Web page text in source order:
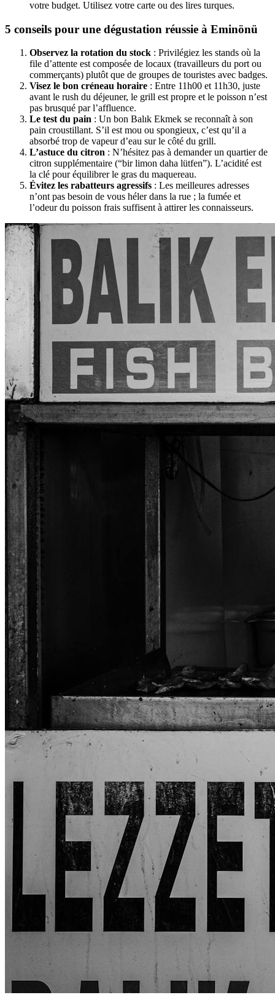
votre budget. Utilisez votre carte ou des lires turques.
5 conseils pour une dégustation réussie à Eminönü
Observez la rotation du stock : Privilégiez les stands où la
file d’attente est composée de locaux (travailleurs du port ou
commerçants) plutôt que de groupes de touristes avec badges.
Visez le bon créneau horaire : Entre 11h00 et 11h30, juste
avant le rush du déjeuner, le grill est propre et le poisson n’est
pas brusqué par l’affluence.
Le test du pain : Un bon Balık Ekmek se reconnaît à son
pain croustillant. S’il est mou ou spongieux, c’est qu’il a
absorbé trop de vapeur d’eau sur le côté du grill.
L’astuce du citron : N’hésitez pas à demander un quartier de
citron supplémentaire (“bir limon daha lütfen”). L’acidité est
la clé pour équilibrer le gras du maquereau.
Évitez les rabatteurs agressifs : Les meilleures adresses
n’ont pas besoin de vous héler dans la rue ; la fumée et
l’odeur du poisson frais suffisent à attirer les connaisseurs.